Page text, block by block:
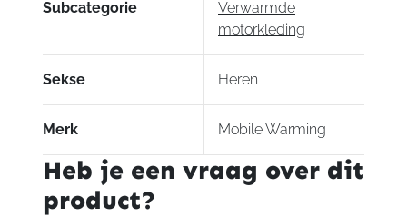
Subcategorie
Verwarmde
motorkleding
Sekse Heren
Merk Mobile Warming
Heb je een vraag over dit
product?